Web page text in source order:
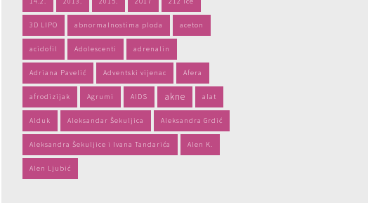
3D LIPO abnormalnostima ploda aceton
acidofil Adolescenti adrenalin
Adriana Pavelić Adventski vijenac Afera
afrodizijak Agrumi AIDS akne alat
Alduk Aleksandar Šekuljica Aleksandra Grdić
Aleksandra Šekuljice i Ivana Tandarića Alen K.
Alen Ljubić